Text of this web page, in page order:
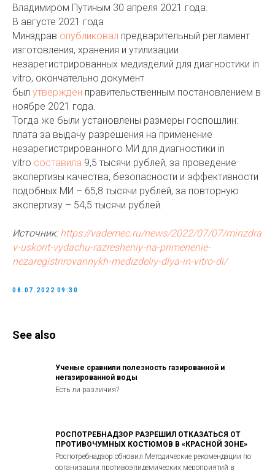
Владимиром Путиным 30 апреля 2021 года.
В августе 2021 года
Минздрав опубликовал предварительный регламент
изготовления, хранения и утилизации
незарегистрированных медизделий для диагностики in
vitro, окончательно документ
был утвержден правительственным постановлением в
ноябре 2021 года.
Тогда же были установлены размеры госпошлин:
плата за выдачу разрешения на применение
незарегистрированного МИ для диагностики in
vitro составила 9,5 тысячи рублей, за проведение
экспертизы качества, безопасности и эффективности
подобных МИ – 65,8 тысячи рублей, за повторную
экспертизу – 54,5 тысячи рублей.
Источник: https://vademec.ru/news/2022/07/07/minzdra
v-uskorit-vydachu-razresheniy-na-primenenie-
nezaregistrirovannykh-medizdeliy-dlya-in-vitro-di/
08.07.2022 09:30
See also
Ученые сравнили полезность газированной и
негазированной воды
Есть ли различия?
РОСПОТРЕБНАДЗОР РАЗРЕШИЛ ОТКАЗАТЬСЯ ОТ
ПРОТИВОЧУМНЫХ КОСТЮМОВ В «КРАСНОЙ ЗОНЕ»
Роспотребнадзор обновил Методические рекомендации по
организации противоэпидемических мероприятий в